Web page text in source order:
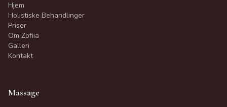
Hjem
Holistiske Behandlinger
Priser
Om Zofiia
Galleri
Kontakt
Massage